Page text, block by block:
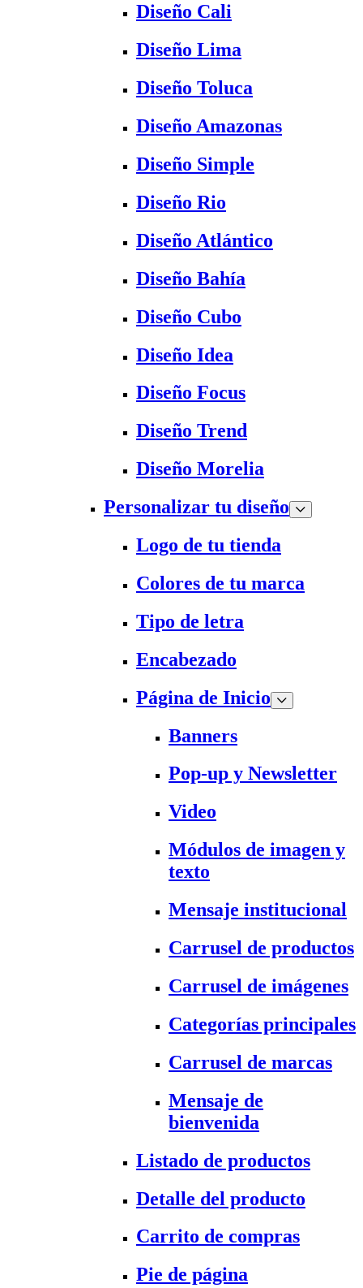
Diseño Cali
Diseño Lima
Diseño Toluca
Diseño Amazonas
Diseño Simple
Diseño Rio
Diseño Atlántico
Diseño Bahía
Diseño Cubo
Diseño Idea
Diseño Focus
Diseño Trend
Diseño Morelia
Personalizar tu diseño
Logo de tu tienda
Colores de tu marca
Tipo de letra
Encabezado
Página de Inicio
Banners
Pop-up y Newsletter
Video
Módulos de imagen y
texto
Mensaje institucional
Carrusel de productos
Carrusel de imágenes
Categorías principales
Carrusel de marcas
Mensaje de
bienvenida
Listado de productos
Detalle del producto
Carrito de compras
Pie de página